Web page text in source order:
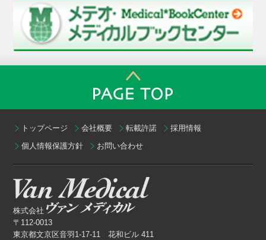
トップページ 会社概要 転載許諾
採用情報
個人情報保護方針
お問い合わせ
株式会社
〒112-0013
東京都文京区音羽1-17-11 花和ビル 411